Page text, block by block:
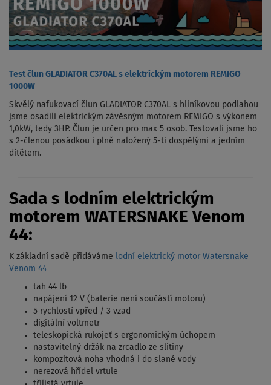
Test člun GLADIATOR C370AL s elektrickým motorem REMIGO
1000W
Skvělý nafukovací člun GLADIATOR C370AL s hliníkovou podlahou
jsme osadili elektrickým závěsným motorem REMIGO s výkonem
1,0kW, tedy 3HP. Člun je určen pro max 5 osob. Testovali jsme ho
s 2-členou posádkou i plně naložený 5-ti dospělými a jedním
dítětem.
Sada s lodním elektrickým
motorem WATERSNAKE Venom
44:
K základní sadě přidáváme lodní elektrický motor Watersnake
Venom 44
tah 44 lb
napájení 12 V (baterie není součástí motoru)
5 rychlostí vpřed / 3 vzad
digitální voltmetr
teleskopická rukojeť s ergonomickým úchopem
nastavitelný držák na zrcadlo ze slitiny
kompozitová noha vhodná i do slané vody
nerezová hřídel vrtule